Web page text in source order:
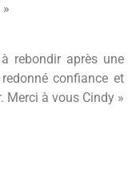
rebondir après une
confiance et
Merci à vous Cindy »